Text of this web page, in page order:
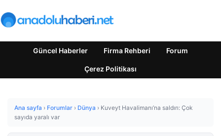
Güncel Haberler Firma Rehberi Forum
Çerez Politikası
Ana sayfa › Forumlar › Dünya › Kuveyt Havalimanı’na saldırı: Çok
sayıda yaralı var